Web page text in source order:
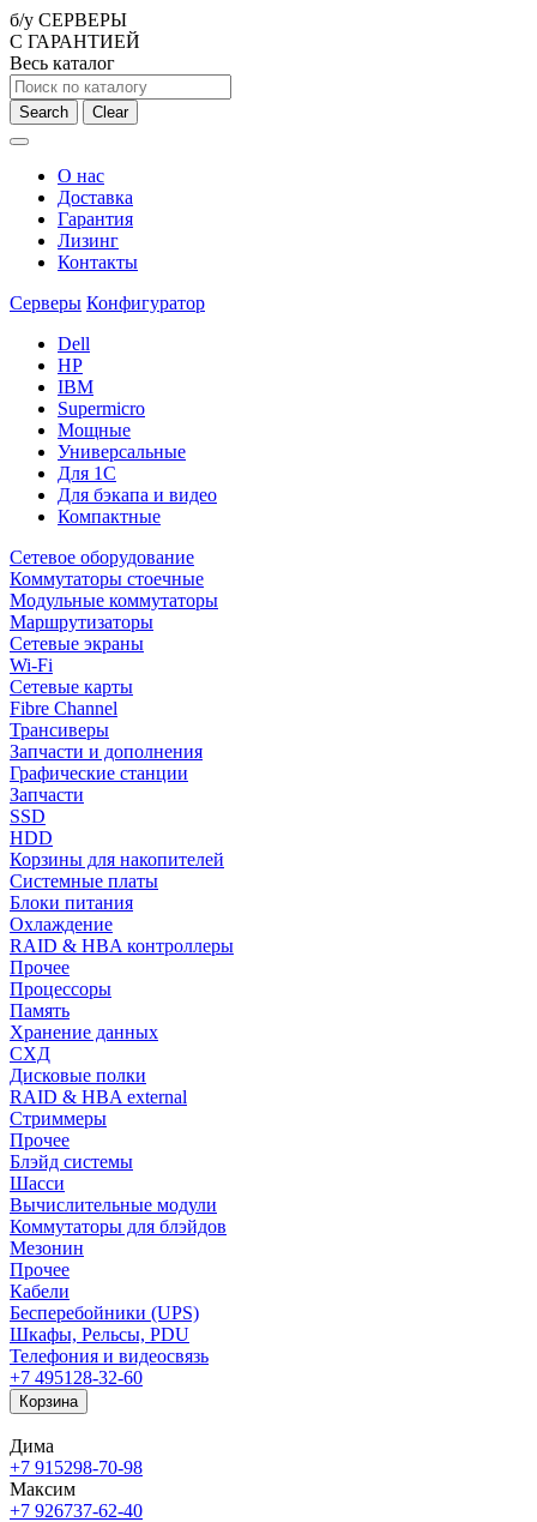
б/у СЕРВЕРЫ
С ГАРАНТИЕЙ
Весь каталог
Search Clear
О нас
Доставка
Гарантия
Лизинг
Контакты
Серверы Конфигуратор
Dell
HP
IBM
Supermicro
Мощные
Универсальные
Для 1С
Для бэкапа и видео
Компактные
Сетевое оборудование
Коммутаторы стоечные
Модульные коммутаторы
Маршрутизаторы
Сетевые экраны
Wi-Fi
Сетевые карты
Fibre Channel
Трансиверы
Запчасти и дополнения
Графические станции
Запчасти
SSD
HDD
Корзины для накопителей
Системные платы
Блоки питания
Охлаждение
RAID & HBA контроллеры
Прочее
Процессоры
Память
Хранение данных
СХД
Дисковые полки
RAID & HBA external
Стриммеры
Прочее
Блэйд системы
Шасси
Вычислительные модули
Коммутаторы для блэйдов
Мезонин
Прочее
Кабели
Бесперебойники (UPS)
Шкафы, Рельсы, PDU
Телефония и видеосвязь
+7 495128-32-60
Корзина
Дима
+7 915298-70-98
Максим
+7 926737-62-40